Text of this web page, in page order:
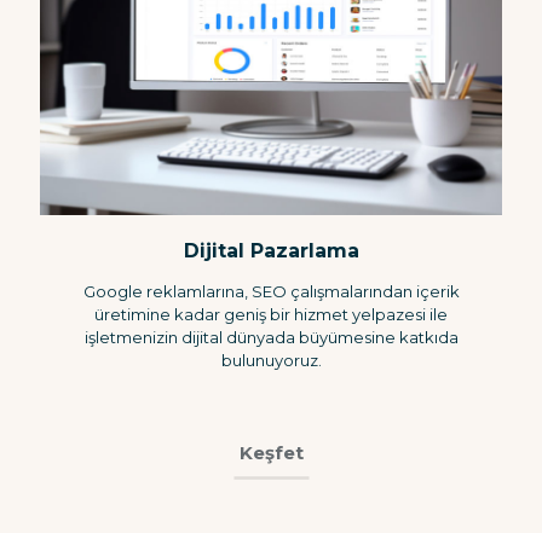
Dijital Pazarlama
Google reklamlarına, SEO çalışmalarından içerik
üretimine kadar geniş bir hizmet yelpazesi ile
işletmenizin dijital dünyada büyümesine katkıda
bulunuyoruz.
Keşfet